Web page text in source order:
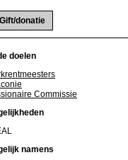
doelen
Commissie
namens